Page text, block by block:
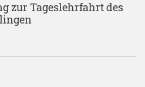
zur Tageslehrfahrt des